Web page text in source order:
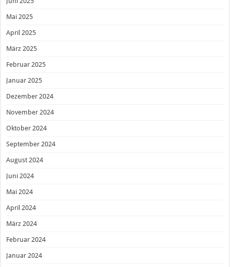
Mai 2025
April 2025
März 2025
Februar 2025
Januar 2025
Dezember 2024
November 2024
Oktober 2024
September 2024
August 2024
Juni 2024
Mai 2024
April 2024
März 2024
Februar 2024
Januar 2024